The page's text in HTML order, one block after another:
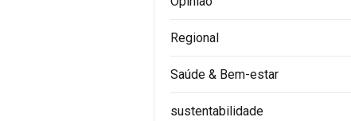
Regional
Saúde & Bem-estar
sustentabilidade